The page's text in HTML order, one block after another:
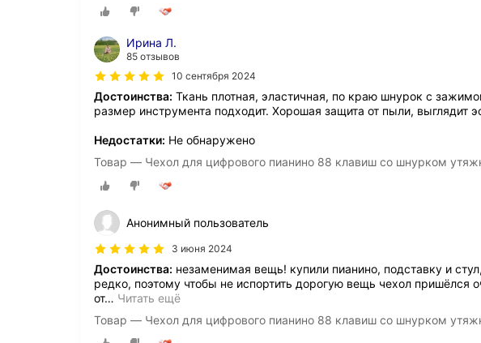
Ирина Л.
85 отзывов
10 сентября 2024
Достоинства: Ткань плотная, эластичная, по краю шнурок с
размер инструмента подходит. Хорошая защита от пыли, выглядит
Недостатки: Не обнаружено
Товар — Чехол для цифрового пианино 88 клавиш со шнурком
Анонимный пользователь
3 июня 2024
Достоинства: незаменимая вещь! купили пианино, подставку и
редко, поэтому чтобы не испортить дорогую вещь чехол пришёлся
от… Читать ещё
Товар — Чехол для цифрового пианино 88 клавиш со шнурком